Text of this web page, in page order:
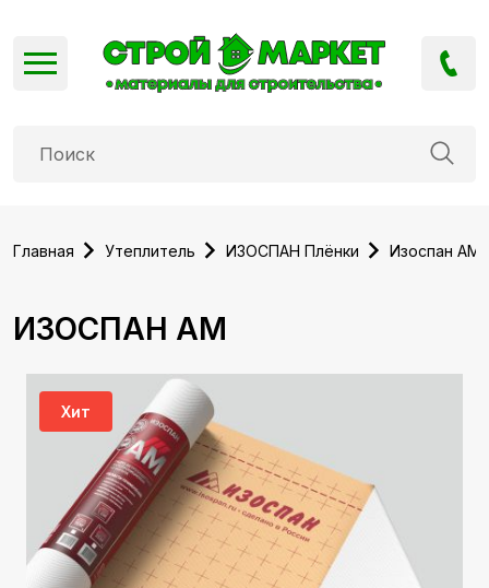
Главная Утеплитель ИЗОСПАН Плёнки Изоспан АМ
ИЗОСПАН АМ
Хит